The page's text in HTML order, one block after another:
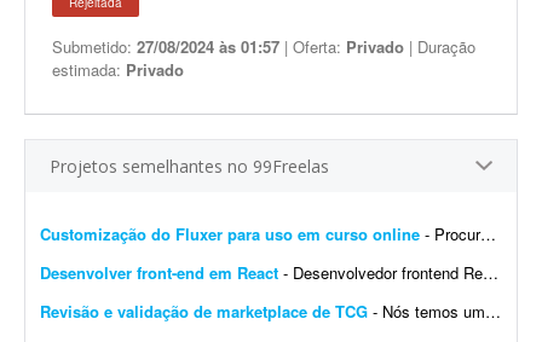
Submetido: 27/08/2024 às 01:57 | Oferta: Privado | Duração
estimada: Privado
Projetos semelhantes no 99Freelas
Customização do Fluxer para uso em curso online - Procuro desenvolvedor para fazer algumas customizações na API do Fluxer (fluxer.app) para uso em um curso online. A ideia é manter praticamente toda a estrutura atual da plata...
Desenvolver front-end em React - Desenvolvedor frontend React com Tailwind CSS. Experiência na integração de APIs REST e autenticação por token (AWS Cognito é diferencial). O design j&aacut...
Revisão e validação de marketplace de TCG - Nós temos um site de marketplace de TCG (trading card game) chamado Capital Collectibles e gostaria de um programador front-end e back-end para nos ajudar a revisar a estrutura e validar a p...